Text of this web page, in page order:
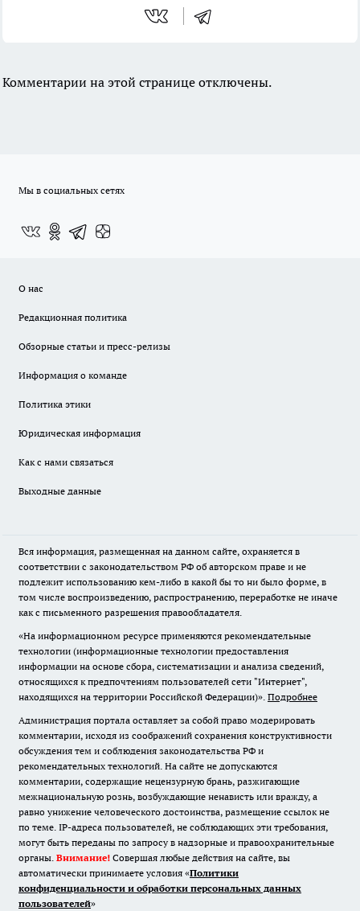
Комментарии на этой странице отключены.
Мы в социальных сетях
О нас
Редакционная политика
Обзорные статьи и пресс-релизы
Информация о команде
Политика этики
Юридическая информация
Как с нами связаться
Выходные данные
Вся информация, размещенная на данном сайте, охраняется в
соответствии с законодательством РФ об авторском праве и не
подлежит использованию кем-либо в какой бы то ни было форме, в
том числе воспроизведению, распространению, переработке не иначе
как с письменного разрешения правообладателя.
«На информационном ресурсе применяются рекомендательные
технологии (информационные технологии предоставления
информации на основе сбора, систематизации и анализа сведений,
относящихся к предпочтениям пользователей сети "Интернет",
находящихся на территории Российской Федерации)». Подробнее
Администрация портала оставляет за собой право модерировать
комментарии, исходя из соображений сохранения конструктивности
обсуждения тем и соблюдения законодательства РФ и
рекомендательных технологий. На сайте не допускаются
комментарии, содержащие нецензурную брань, разжигающие
межнациональную рознь, возбуждающие ненависть или вражду, а
равно унижение человеческого достоинства, размещение ссылок не
по теме. IP-адреса пользователей, не соблюдающих эти требования,
могут быть переданы по запросу в надзорные и правоохранительные
органы. Внимание! Совершая любые действия на сайте, вы
автоматически принимаете условия «Политики
конфиденциальности и обработки персональных данных
пользователей»